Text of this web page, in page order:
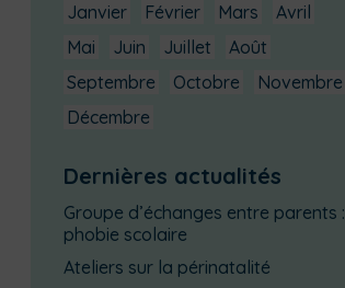
Janvier Février Mars
Avril
Mai
Juin Juillet
Août
Septembre
Octobre
Novembre
Décembre
Dernières actualités
Groupe d’échanges entre parents :
phobie scolaire
Ateliers sur la périnatalité